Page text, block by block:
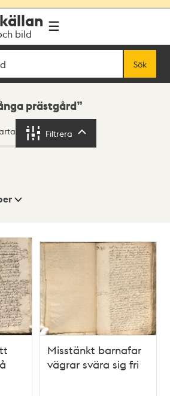
bild
Sök
prästgård
Filtrera
Misstänkt barnafar
vägrar svära sig fri